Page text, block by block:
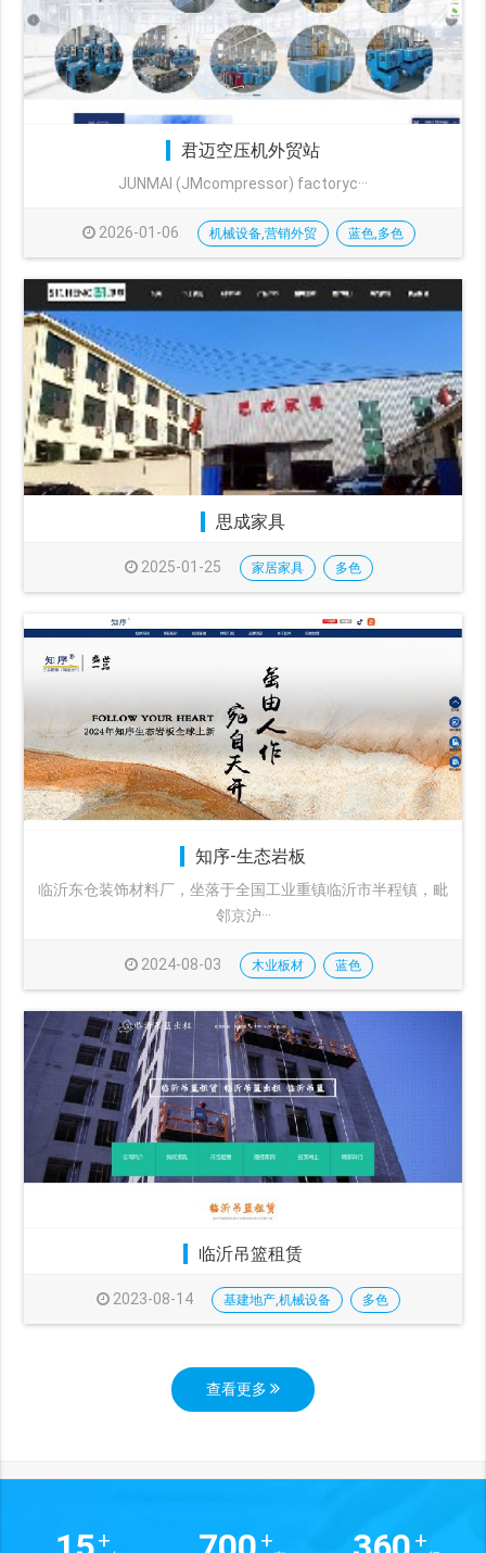
君迈空压机外贸站
JUNMAI (JMcompressor) factoryc···
2026-01-06 机械设备,营销外贸 蓝色,多色
思成家具
2025-01-25 家居家具 多色
知序-生态岩板
临沂东仓装饰材料厂，坐落于全国工业重镇临沂市半程镇，毗
邻京沪···
2024-08-03 木业板材 蓝色
临沂吊篮租赁
2023-08-14 基建地产,机械设备 多色
查看更多
+ + +